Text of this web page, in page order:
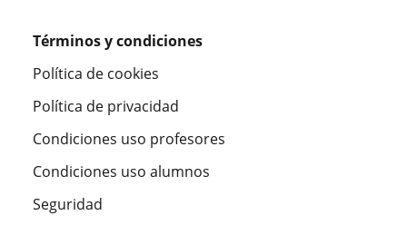
Términos y condiciones
Política de cookies
Política de privacidad
Condiciones uso profesores
Condiciones uso alumnos
Seguridad